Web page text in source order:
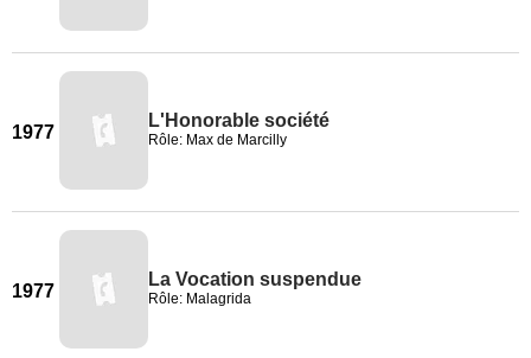
1977
L'Honorable société
Rôle: Max de Marcilly
1977
La Vocation suspendue
Rôle: Malagrida